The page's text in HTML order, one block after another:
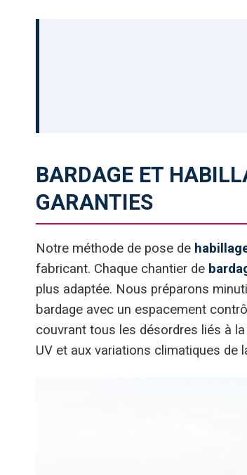
BARDAGE ET
GARANTIES
Notre méthode de pose de
fabricant. Chaque chantier de
plus adaptée. Nous préparons
bardage avec un espacement
couvrant tous les désordres liés à
UV et aux variations climatiques de